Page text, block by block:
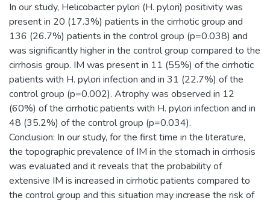
In our study, Helicobacter pylori (H. pylori) positivity was
present in 20 (17.3%) patients in the cirrhotic group and
136 (26.7%) patients in the control group (p=0.038) and
was significantly higher in the control group compared to the
cirrhosis group. IM was present in 11 (55%) of the cirrhotic
patients with H. pylori infection and in 31 (22.7%) of the
control group (p=0.002). Atrophy was observed in 12
(60%) of the cirrhotic patients with H. pylori infection and in
48 (35.2%) of the control group (p=0.034).
Conclusion: In our study, for the first time in the literature,
the topographic prevalence of IM in the stomach in cirrhosis
was evaluated and it reveals that the probability of
extensive IM is increased in cirrhotic patients compared to
the control group and this situation may increase the risk of